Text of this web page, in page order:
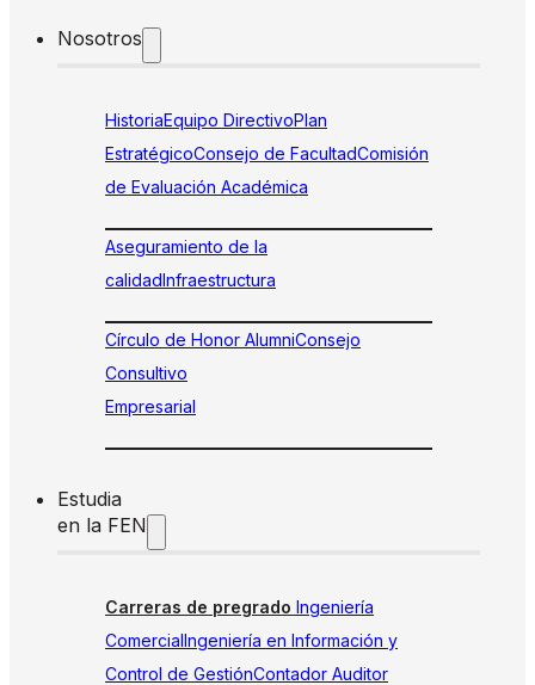
Nosotros
HistoriaEquipo DirectivoPlan
EstratégicoConsejo de FacultadComisión
de Evaluación Académica
Aseguramiento de la
calidadInfraestructura
Círculo de Honor AlumniConsejo
Consultivo
Empresarial
Estudia
en la FEN
Carreras de pregrado Ingeniería
ComercialIngeniería en Información y
Control de GestiónContador Auditor